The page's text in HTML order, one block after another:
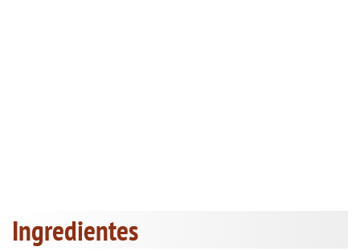
Ingredientes